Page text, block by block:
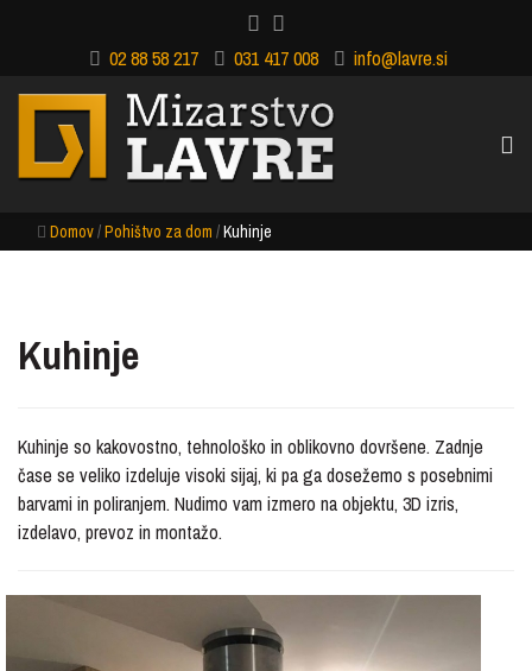
02 88 58 217 031 417 008 info@lavre.si
Domov/Pohištvo za dom /Kuhinje
Kuhinje
Kuhinje so kakovostno, tehnološko in oblikovno dovršene. Zadnje
čase se veliko izdeluje visoki sijaj, ki pa ga dosežemo s posebnimi
barvami in poliranjem. Nudimo vam izmero na objektu, 3D izris,
izdelavo, prevoz in montažo.